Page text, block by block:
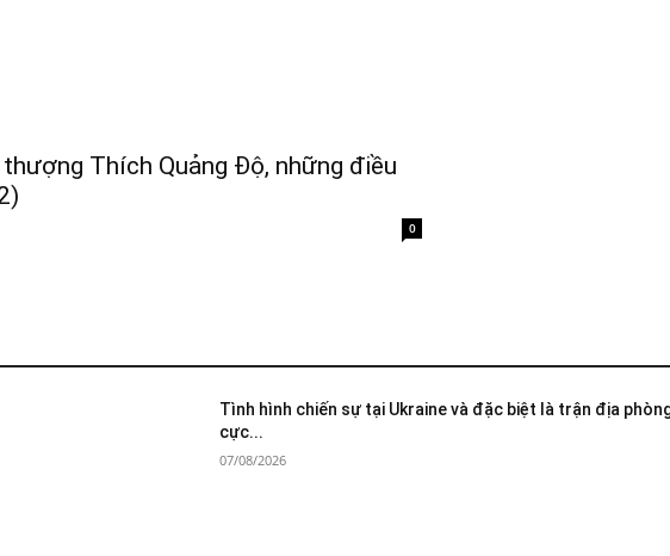
Thích Quảng Độ, những điều
0
Tình hình chiến sự tại Ukraine và đặc biệt là trận địa
cực...
07/08/2026